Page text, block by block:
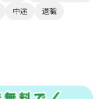
中途
退職